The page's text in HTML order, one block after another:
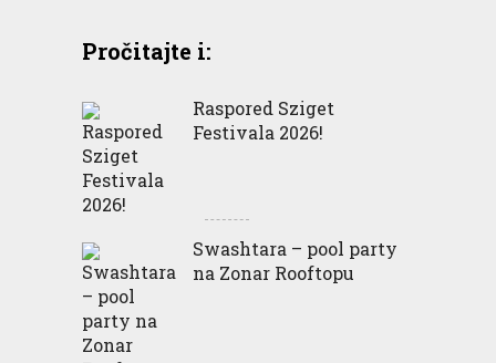
Pročitajte i:
Raspored Sziget
Festivala 2026!
Swashtara – pool party
na Zonar Rooftopu